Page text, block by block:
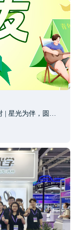
| 星光为伴，圆满